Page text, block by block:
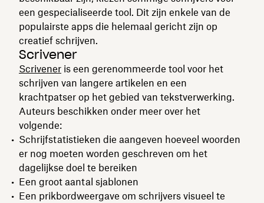
een gespecialiseerde tool. Dit zijn enkele van de
populairste apps die helemaal gericht zijn op
creatief schrijven.
Scrivener
Scrivener is een gerenommeerde tool voor het
schrijven van langere artikelen en een
krachtpatser op het gebied van tekstverwerking.
Auteurs beschikken onder meer over het
volgende:
Schrijfstatistieken die aangeven hoeveel woorden
er nog moeten worden geschreven om het
dagelijkse doel te bereiken
Een groot aantal sjablonen
Een prikbordweergave om schrijvers visueel te